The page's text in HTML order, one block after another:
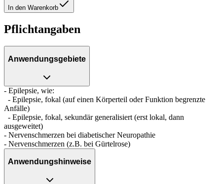
In den Warenkorb
Pflichtangaben
Anwendungsgebiete
- Epilepsie, wie:
- Epilepsie, fokal (auf einen Körperteil oder Funktion begrenzte
Anfälle)
- Epilepsie, fokal, sekundär generalisiert (erst lokal, dann
ausgeweitet)
- Nervenschmerzen bei diabetischer Neuropathie
- Nervenschmerzen (z.B. bei Gürtelrose)
Anwendungshinweise